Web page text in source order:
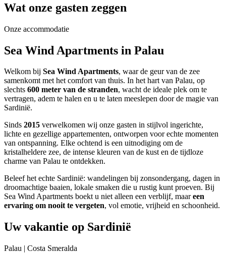
Wat onze gasten zeggen
Onze accommodatie
Sea Wind Apartments in Palau
Welkom bij Sea Wind Apartments, waar de geur van de zee
samenkomt met het comfort van thuis. In het hart van Palau, op
slechts 600 meter van de stranden, wacht de ideale plek om te
vertragen, adem te halen en u te laten meeslepen door de magie van
Sardinië.
Sinds 2015 verwelkomen wij onze gasten in stijlvol ingerichte,
lichte en gezellige appartementen, ontworpen voor echte momenten
van ontspanning. Elke ochtend is een uitnodiging om de
kristalheldere zee, de intense kleuren van de kust en de tijdloze
charme van Palau te ontdekken.
Beleef het echte Sardinië: wandelingen bij zonsondergang, dagen in
droomachtige baaien, lokale smaken die u rustig kunt proeven. Bij
Sea Wind Apartments boekt u niet alleen een verblijf, maareen
ervaring om nooit te vergeten, vol emotie, vrijheid en schoonheid.
Uw vakantie op Sardinië
Palau | Costa Smeralda